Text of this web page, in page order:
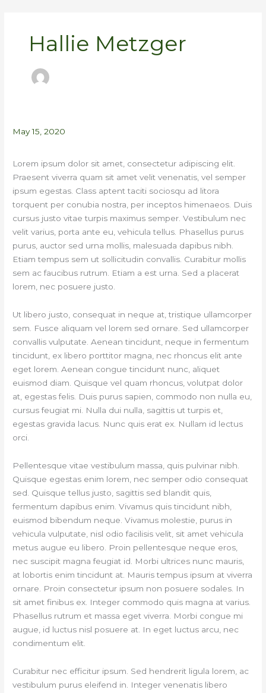
Hallie Metzger
May 15, 2020
Lorem ipsum dolor sit amet, consectetur adipiscing elit.
Praesent viverra quam sit amet velit venenatis, vel semper
ipsum egestas. Class aptent taciti sociosqu ad litora
torquent per conubia nostra, per inceptos himenaeos. Duis
cursus justo vitae turpis maximus semper. Vestibulum nec
velit varius, porta ante eu, vehicula tellus. Phasellus purus
purus, auctor sed urna mollis, malesuada dapibus nibh.
Etiam tempus sem ut sollicitudin convallis. Curabitur mollis
sem ac faucibus rutrum. Etiam a est urna. Sed a placerat
lorem, nec posuere justo.
Ut libero justo, consequat in neque at, tristique ullamcorper
sem. Fusce aliquam vel lorem sed ornare. Sed ullamcorper
convallis vulputate. Aenean tincidunt, neque in fermentum
tincidunt, ex libero porttitor magna, nec rhoncus elit ante
eget lorem. Aenean congue tincidunt nunc, aliquet
euismod diam. Quisque vel quam rhoncus, volutpat dolor
at, egestas felis. Duis purus sapien, commodo non nulla eu,
cursus feugiat mi. Nulla dui nulla, sagittis ut turpis et,
egestas gravida lacus. Nunc quis erat ex. Nullam id lectus
orci.
Pellentesque vitae vestibulum massa, quis pulvinar nibh.
Quisque egestas enim lorem, nec semper odio consequat
sed. Quisque tellus justo, sagittis sed blandit quis,
fermentum dapibus enim. Vivamus quis tincidunt nibh,
euismod bibendum neque. Vivamus molestie, purus in
vehicula vulputate, nisl odio facilisis velit, sit amet vehicula
metus augue eu libero. Proin pellentesque neque eros,
nec suscipit magna feugiat id. Morbi ultrices nunc mauris,
at lobortis enim tincidunt at. Mauris tempus ipsum at viverra
ornare. Proin consectetur ipsum non posuere sodales. In
sit amet finibus ex. Integer commodo quis magna at varius.
Phasellus rutrum et massa eget viverra. Morbi congue mi
augue, id luctus nisl posuere at. In eget luctus arcu, nec
condimentum elit.
Curabitur nec efficitur ipsum. Sed hendrerit ligula lorem, ac
vestibulum purus eleifend in. Integer venenatis libero